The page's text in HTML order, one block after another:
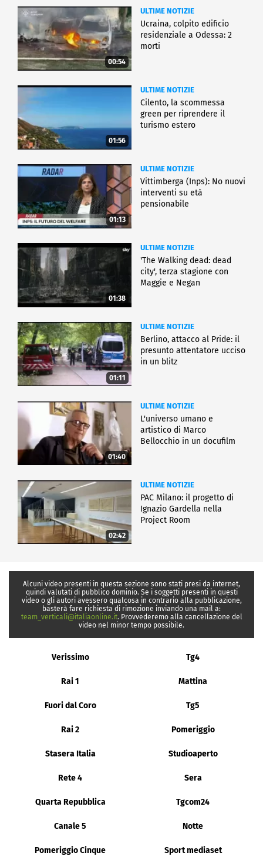
00:54
ULTIME NOTIZIE
Ucraina, colpito edificio
residenziale a Odessa: 2
morti
01:56
ULTIME NOTIZIE
Cilento, la scommessa
green per riprendere il
turismo estero
01:13
ULTIME NOTIZIE
Vittimberga (Inps): No nuovi
interventi su età
pensionabile
01:38
ULTIME NOTIZIE
'The Walking dead: dead
city', terza stagione con
Maggie e Negan
01:11
ULTIME NOTIZIE
Berlino, attacco al Pride: il
presunto attentatore ucciso
in un blitz
01:40
ULTIME NOTIZIE
L'universo umano e
artistico di Marco
Bellocchio in un docufilm
02:42
ULTIME NOTIZIE
PAC Milano: il progetto di
Ignazio Gardella nella
Project Room
Alcuni video presenti in questa sezione sono stati presi da internet,
quindi valutati di pubblico dominio. Se i soggetti presenti in questi
video o gli autori avessero qualcosa in contrario alla pubblicazione,
basterà fare richiesta di rimozione inviando una mail a:
team_verticali@italiaonline.it. Provvederemo alla cancellazione del
video nel minor tempo possibile.
Verissimo Tg4
Rai 1 Mattina
Fuori dal Coro Tg5
Rai 2 Pomeriggio
Stasera Italia Studioaperto
Rete 4 Sera
Quarta Repubblica Tgcom24
Canale 5 Notte
Pomeriggio Cinque Sport mediaset